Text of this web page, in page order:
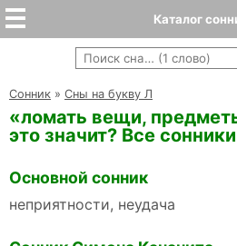
Каталог
Cонник » Сны на букву Л
«ломать вещи,
это значит? Все сонники
Основной сонник
неприятности, неудача